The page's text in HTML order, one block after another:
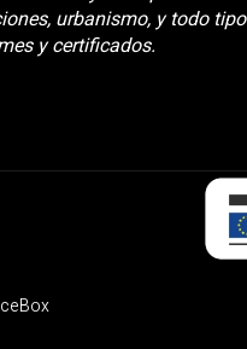
urbanismo, y todo tipo
y certificados.